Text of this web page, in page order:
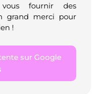
fournir des
grand merci pour
!
sur Google